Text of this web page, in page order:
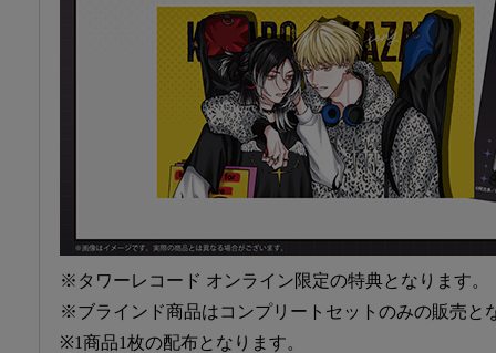
※タワーレコード オンライン限定の特典となります。
※ブラインド商品はコンプリートセットのみの販売と
※1商品1枚の配布となります。